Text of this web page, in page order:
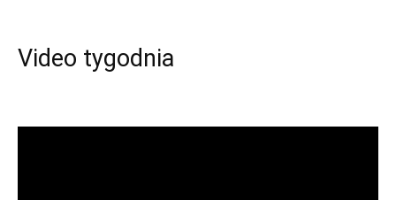
Video tygodnia